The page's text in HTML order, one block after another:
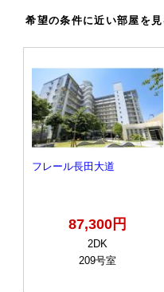
希望の条件に近い部屋を見
フレール長田大道
87,300円
2DK
209号室